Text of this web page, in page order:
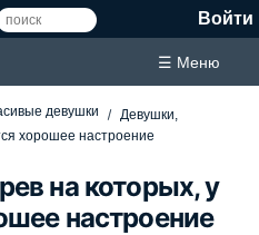
Войти
☰ Меню
девушки
Девушки,
хорошее настроение
на которых, у
настроение